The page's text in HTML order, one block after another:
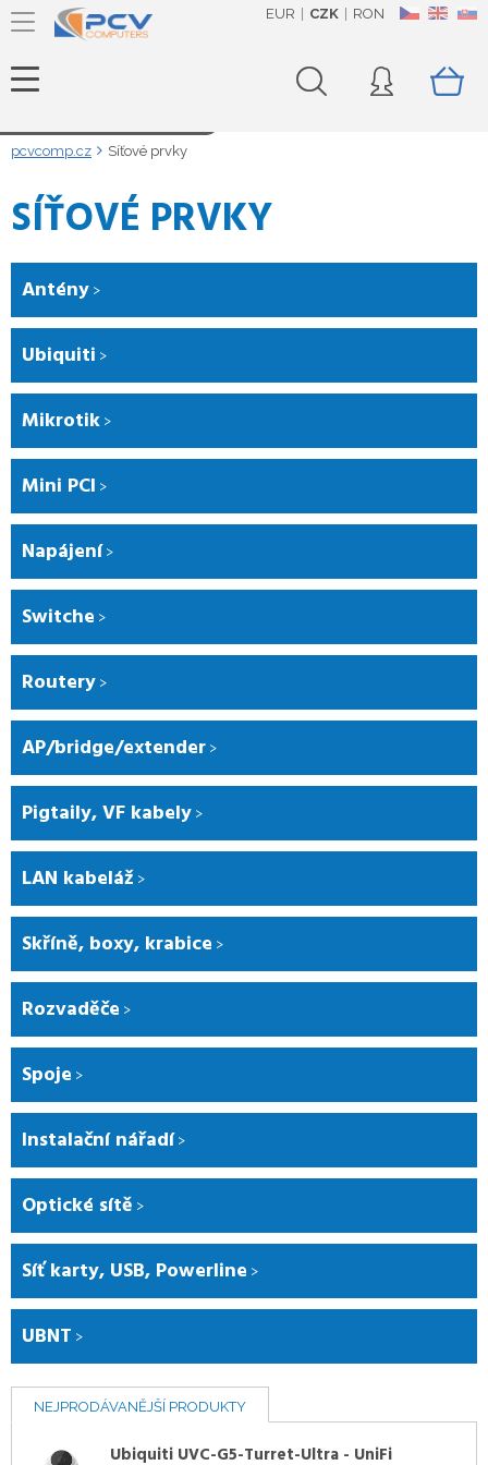
CZ EN SK
EUR CZK RON
pcvcomp.cz Síťové prvky
SÍŤOVÉ PRVKY
Antény
Ubiquiti
Mikrotik
Mini PCI
Napájení
Switche
Routery
AP/bridge/extender
Pigtaily, VF kabely
LAN kabeláž
Skříně, boxy, krabice
Rozvaděče
Spoje
Instalační nářadí
Optické sítě
Síť karty, USB, Powerline
UBNT
NEJPRODÁVANĚJŠÍ PRODUKTY
Ubiquiti UVC-G5-Turret-Ultra - UniFi